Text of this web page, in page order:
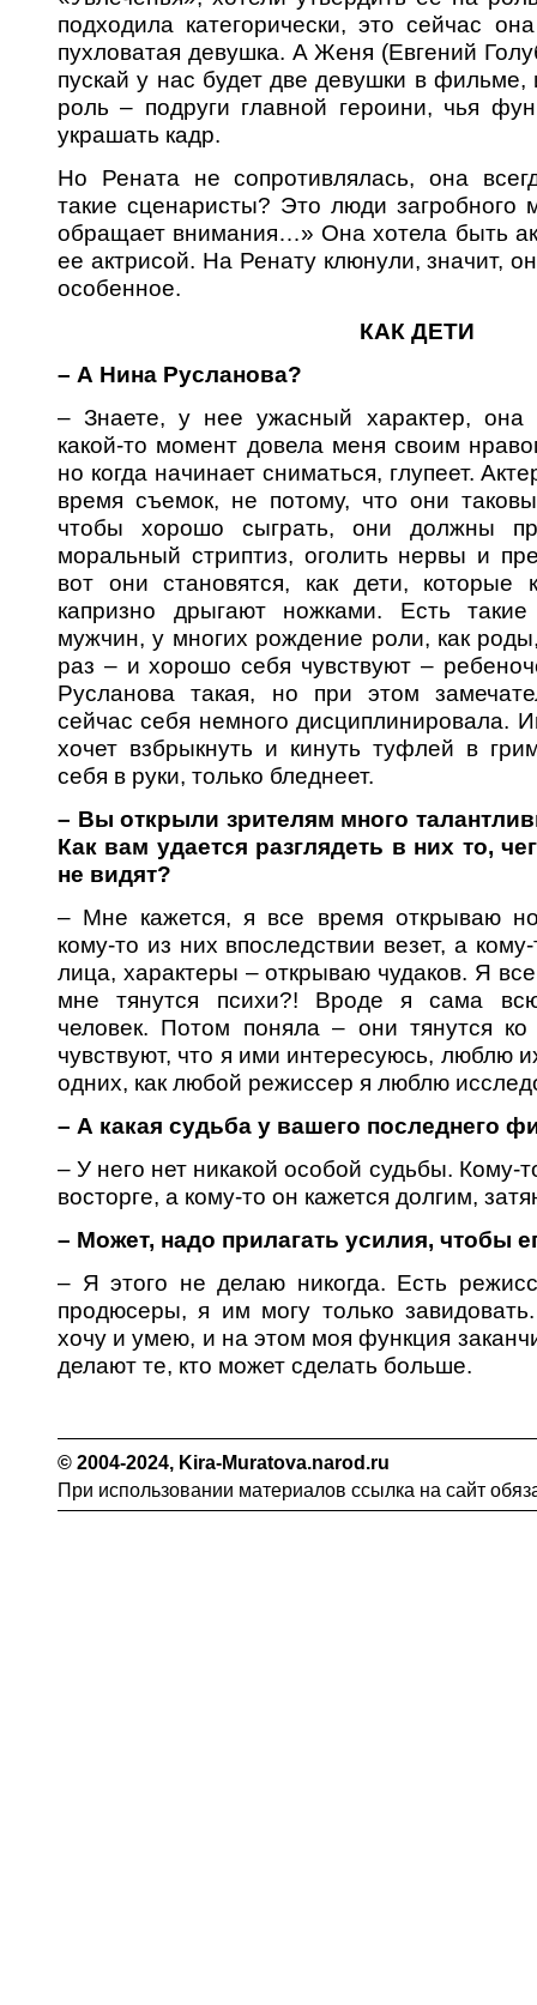
подходила категорически, это сейчас
пухловатая девушка. А Женя (Евгений
пускай у нас будет две девушки в
роль – подруги главной героини, чья
украшать кадр.
Но Рената не сопротивлялась, она
такие сценаристы? Это люди загробного
обращает внимания…» Она хотела быть
ее актрисой. На Ренату клюнули, значит,
особенное.
КАК ДЕТИ
– А Нина Русланова?
– Знаете, у нее ужасный характер, она
какой-то момент довела меня своим
но когда начинает сниматься, глупеет.
время съемок, не потому, что они
чтобы хорошо сыграть, они должны
моральный стриптиз, оголить нервы и
вот они становятся, как дети, которые
капризно дрыгают ножками. Есть
мужчин, у многих рождение роли, как
раз – и хорошо себя чувствуют –
Русланова такая, но при этом
сейчас себя немного дисциплинировала.
хочет взбрыкнуть и кинуть туфлей в
себя в руки, только бледнеет.
– Вы открыли зрителям много
Как вам удается разглядеть в них то,
не видят?
– Мне кажется, я все время открываю
кому-то из них впоследствии везет, а
лица, характеры – открываю чудаков. Я
мне тянутся психи?! Вроде я сама
человек. Потом поняла – они тянутся ко
чувствуют, что я ими интересуюсь, люблю
одних, как любой режиссер я люблю
– А какая судьба у вашего последнего
– У него нет никакой особой судьбы. Кому-
восторге, а кому-то он кажется долгим,
– Может, надо прилагать усилия, чтобы
– Я этого не делаю никогда. Есть
продюсеры, я им могу только
хочу и умею, и на этом моя функция
делают те, кто может сделать больше.
© 2004-2024, Kira-Muratova.narod.ru
При использовании материалов ссылка на сайт